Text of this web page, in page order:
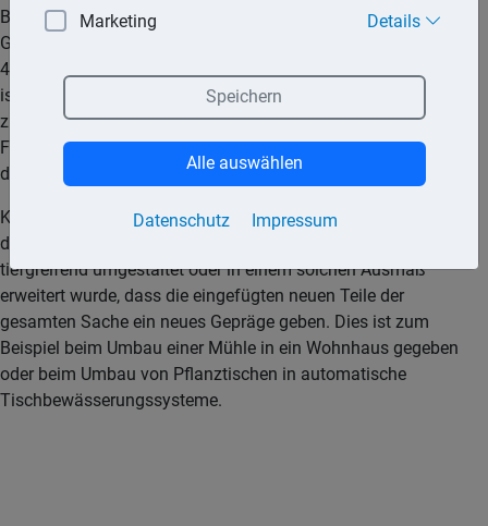
Betragen die Aufwendungen nach Fertigstellung eines
Gebäudes für die einzelne Baumaßnahme nicht mehr als
4.000,– € (Rechnungsbetrag ohne Umsatzsteuer) je Gebäude,
ist auf Antrag dieser Aufwand stets als Erhaltungsaufwand
zu behandeln. Auf Aufwendungen, die der endgültigen
Fertigstellung eines neu errichteten Gebäudes dienen, ist
diese Vereinfachungsregelung jedoch nicht anzuwenden.
Keine nachträglichen Herstellungskosten entstehen, wenn
das bisherige Wirtschaftsgut sich im Wesen geändert oder
tiefgreifend umgestaltet oder in einem solchen Ausmaß
erweitert wurde, dass die eingefügten neuen Teile der
gesamten Sache ein neues Gepräge geben. Dies ist zum
Beispiel beim Umbau einer Mühle in ein Wohnhaus gegeben
oder beim Umbau von Pflanztischen in automatische
Tischbewässerungssysteme.
Marketing Details
Datenschutz Impressum
Speichern
Alle auswählen